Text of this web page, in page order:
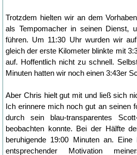
Trotzdem hielten wir an dem
als Tempomacher in seinen Dienst,
führen. Um 11:30 Uhr wurden wir
gleich der erste Kilometer blinkte mit
auf. Hoffentlich nicht zu schnell.
Minuten hatten wir noch einen 3:43er
Aber Chris hielt gut mit und ließ sich
Ich erinnere mich noch gut an seinen
durch sein blau-transparentes Scott-
beobachten konnte. Bei der Hälfte
beruhigende 19:00 Minuten an.
entsprechender Motivation